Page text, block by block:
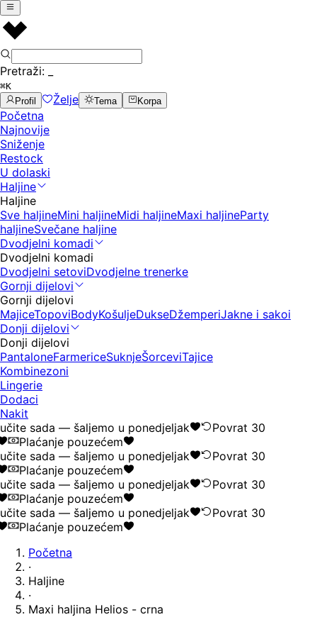
Pretraži:
⌘K
Profil
Želje Tema Korpa
Početna
Najnovije
Sniženje
Restock
U dolaski
Haljine
Haljine
Sve haljineMini haljineMidi haljineMaxi haljineParty
haljineSvečane haljine
Dvodjelni komadi
Dvodjelni komadi
Dvodjelni setoviDvodjelne trenerke
Gornji dijelovi
Gornji dijelovi
MajiceTopoviBodyKošuljeDukseDžemperiJakne i sakoi
Donji dijelovi
Donji dijelovi
PantaloneFarmericeSuknjeŠorceviTajice
Kombinezoni
Lingerie
Dodaci
Nakit
sada — šaljemo u ponedjeljak
Povrat 30
Plaćanje pouzećem
sada — šaljemo u ponedjeljak
Povrat 30
Plaćanje pouzećem
sada — šaljemo u ponedjeljak
Povrat 30
Plaćanje pouzećem
sada — šaljemo u ponedjeljak
Povrat 30
Plaćanje pouzećem
Početna
·
Haljine
·
Maxi haljina Helios - crna